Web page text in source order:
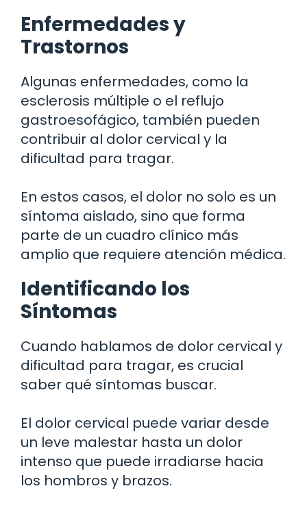
Enfermedades y
Trastornos
Algunas enfermedades, como la
esclerosis múltiple o el reflujo
gastroesofágico, también pueden
contribuir al dolor cervical y la
dificultad para tragar.
En estos casos, el dolor no solo es un
síntoma aislado, sino que forma
parte de un cuadro clínico más
amplio que requiere atención médica.
Identificando los
Síntomas
Cuando hablamos de dolor cervical y
dificultad para tragar, es crucial
saber qué síntomas buscar.
El dolor cervical puede variar desde
un leve malestar hasta un dolor
intenso que puede irradiarse hacia
los hombros y brazos.